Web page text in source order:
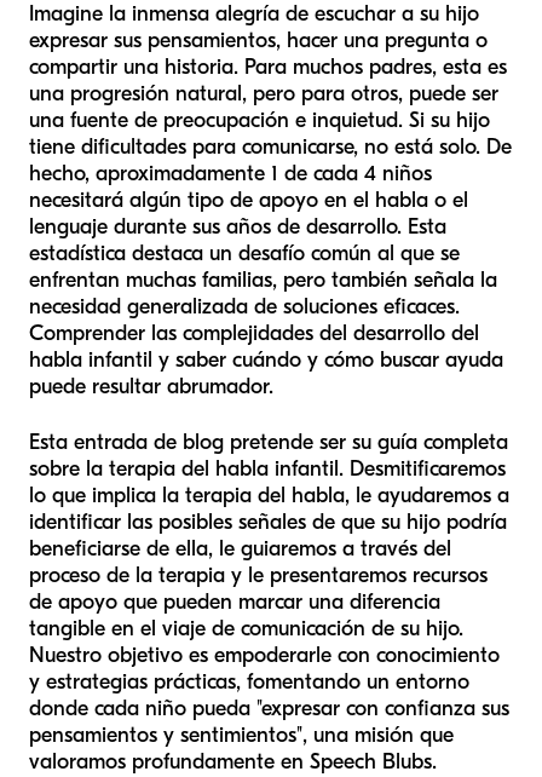
Imagine la inmensa alegría de escuchar a su hijo
expresar sus pensamientos, hacer una pregunta o
compartir una historia. Para muchos padres, esta es
una progresión natural, pero para otros, puede ser
una fuente de preocupación e inquietud. Si su hijo
tiene dificultades para comunicarse, no está solo. De
hecho, aproximadamente 1 de cada 4 niños
necesitará algún tipo de apoyo en el habla o el
lenguaje durante sus años de desarrollo. Esta
estadística destaca un desafío común al que se
enfrentan muchas familias, pero también señala la
necesidad generalizada de soluciones eficaces.
Comprender las complejidades del desarrollo del
habla infantil y saber cuándo y cómo buscar ayuda
puede resultar abrumador.
Esta entrada de blog pretende ser su guía completa
sobre la terapia del habla infantil. Desmitificaremos
lo que implica la terapia del habla, le ayudaremos a
identificar las posibles señales de que su hijo podría
beneficiarse de ella, le guiaremos a través del
proceso de la terapia y le presentaremos recursos
de apoyo que pueden marcar una diferencia
tangible en el viaje de comunicación de su hijo.
Nuestro objetivo es empoderarle con conocimiento
y estrategias prácticas, fomentando un entorno
donde cada niño pueda "expresar con confianza sus
pensamientos y sentimientos", una misión que
valoramos profundamente en Speech Blubs.